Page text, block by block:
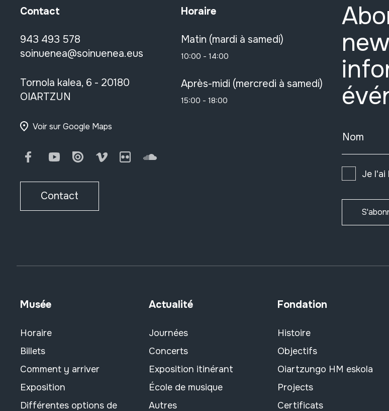
Contact
943 493 578
soinuenea@soinuenea.eus
Tornola kalea, 6 - 20180
OIARTZUN
Voir sur Google Maps
FacebookYoutubeIssuu Vimeo FlickrSoundCloud
Contact
Horaire
Matin (mardi à samedi)
10:00 - 14:00
Après-midi (mercredi à samedi)
15:00 - 18:00
Nom
Je l'ai
Musée
Horaire
Billets
Comment y arriver
Exposition
Différentes options de
Actualité
Journées
Concerts
Exposition itinérant
École de musique
Autres
Fondation
Histoire
Objectifs
Oiartzungo HM eskola
Projects
Certificats